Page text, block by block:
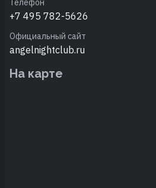
Телефон
+7 495 782-5626
Официальный сайт
angelnightclub.ru
На карте